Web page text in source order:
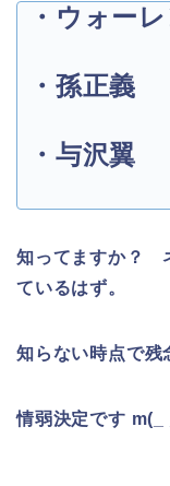
・ウォー
・孫正義
・与沢翼
知ってますか？
ているはず。
知らない時点で残
情弱決定です m(_